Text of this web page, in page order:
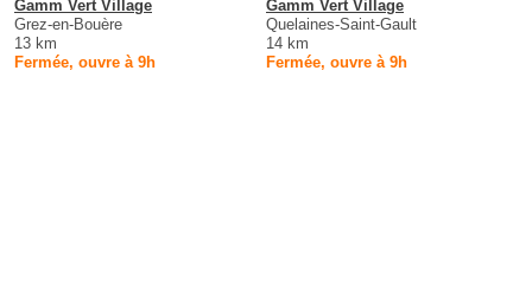
Gamm Vert Village
Grez-en-Bouère
13 km
Fermée, ouvre à 9h
Gamm Vert Village
Quelaines-Saint-Gault
14 km
Fermée, ouvre à 9h